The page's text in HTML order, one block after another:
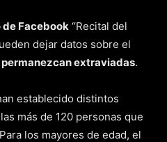
de Facebook “Recital del
dejar datos sobre el
permanezcan extraviadas.
establecido distintos
más de 120 personas que
los mayores de edad, el